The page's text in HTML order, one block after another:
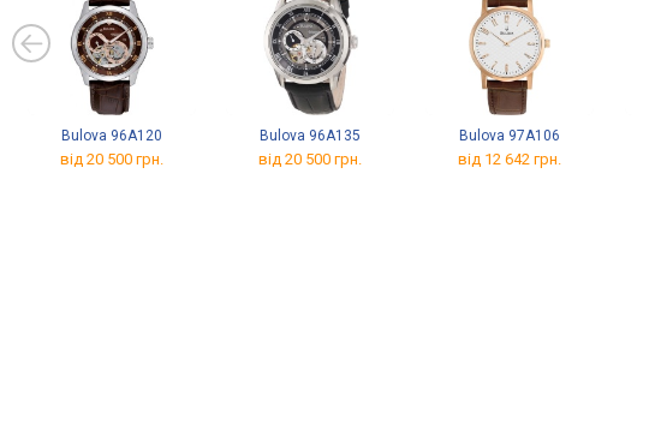
Bulova 96A120
від 20 500 грн.
Bulova 96A135
від 20 500 грн.
Bulova 97A106
від 12 642 грн.